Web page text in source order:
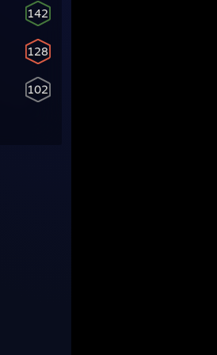
142
128
102